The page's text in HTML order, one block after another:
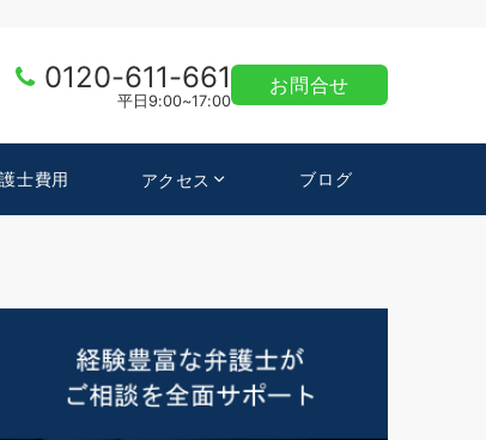
0120-611-661
平日9:00~17:00
お問合せ
士費用 アクセス ブログ